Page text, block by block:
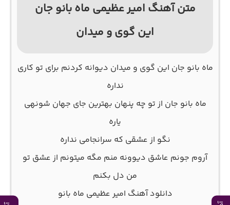
متن آهنگ امیر عظیمی ماه بانو جان
این گوی و میدان
ماه بانو جان این گوی و میدان دیوانه کردنم برای تو کاری
نداره
ماه بانو جان از تو چه پنهان بهترین جای جهان شونهی
یاره
نگو از عشقی که سرانجامی نداره
آروم جونم عاشق دیوونه منم مگه میتونم از عشق تو
من دل بکنم
دانلود آهنگ امیر عظیمی ماه بانو